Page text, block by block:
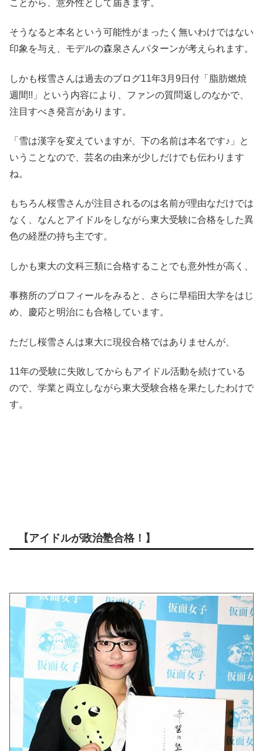
ことから、意外性として届きます。
そうなると本名という可能性がまったく無いわけではない
印象を与え、モデルの森泉さんパターンが考えられます。
しかも桜雪さんは過去のブログ11年3月9日付「脂肪燃焼
週間!!」という内容により、ファンの質問返しのなかで、
注目すべき発言があります。
「雪は漢字を変えていますが、下の名前は本名です♪」と
いうことなので、芸名の由来が少しだけでも伝わります
ね。
もちろん桜雪さんが注目されるのは名前が理由なだけでは
なく、なんとアイドルをしながら東大受験に合格をした異
色の経歴の持ち主です。
しかも東大の文科三類に合格することでも意外性が高く、
事務所のプロフィールをみると、さらに早稲田大学をはじ
め、慶応と明治にも合格しています。
ただし桜雪さんは東大に現役合格ではありませんが、
11年の受験に失敗してからもアイドル活動を続けている
ので、学業と両立しながら東大受験合格を果たしたわけで
す。
【アイドルが政治塾合格！】